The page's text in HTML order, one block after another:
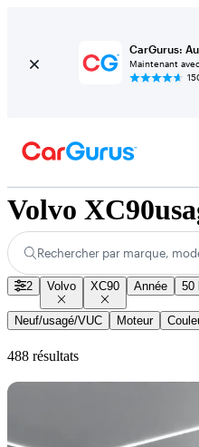
CarGurus:
Maintenant
Rechercher par marque,
2 Volvo XC90 Année 50
Neuf/usagé/VUC Moteur
488 résultats